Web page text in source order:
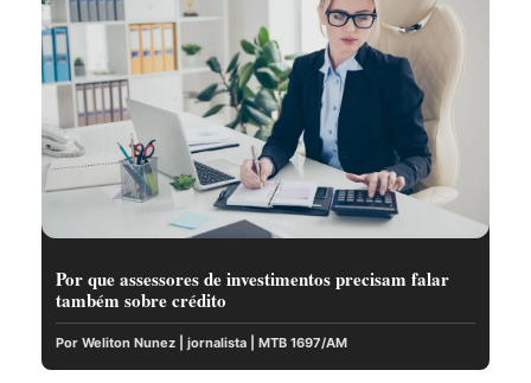
Por que assessores de investimentos precisam falar
também sobre crédito
Por Weliton Nunez | jornalista | MTB 1697/AM